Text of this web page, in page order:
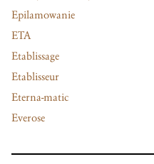
Epilamowanie
ETA
Etablissage
Etablisseur
Eterna-matic
Everose